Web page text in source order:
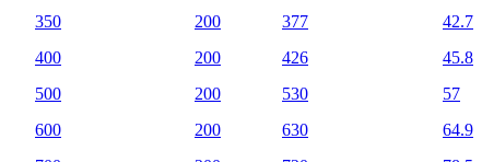
350 200 377 42.7
400 200 426 45.8
500 200 530 57
600 200 630 64.9